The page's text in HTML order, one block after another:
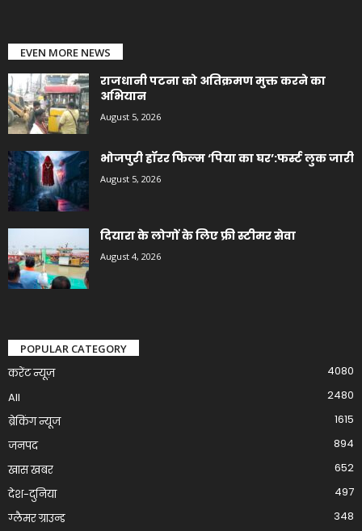
EVEN MORE NEWS
राजधानी पटना को अतिक्रमण मुक्त करने का
अभियान
August 5, 2026
भोजपुरी हॉरर फिल्म ‘पिया का घर’:फर्स्ट लुक जारी
August 5, 2026
दियारा के लोगों के लिए फ्री स्टीमर सेवा
August 4, 2026
POPULAR CATEGORY
करेंट न्यूज़
4080
All
2480
ब्रेकिंग न्यूज
1615
जनपद
894
खास खबर
652
देश-दुनिया
497
ग्लैमर ग्राउन्ड
348